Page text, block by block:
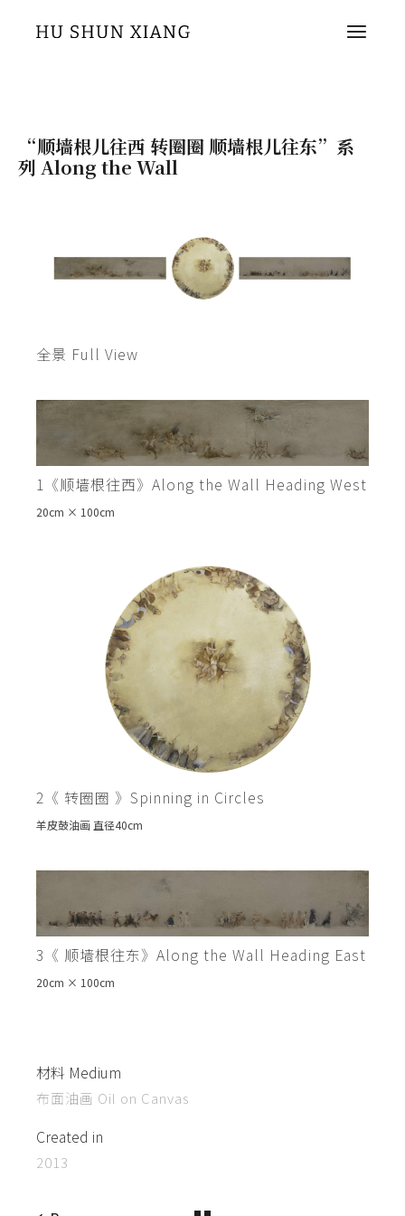
“顺墙根儿往西 转圈圈 顺墙根儿往东”系
列 Along the Wall
全景 Full View
1《顺墙根往西》Along the Wall Heading West
20cm × 100cm
2《 转圈圈 》Spinning in Circles
羊皮鼓油画 直径40cm
3《 顺墙根往东》Along the Wall Heading East
20cm × 100cm
材料 Medium
布面油画 Oil on Canvas
Created in
2013